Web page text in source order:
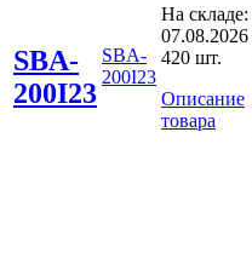
SBA-
200I23
SBA-
200I23
На складе:
07.08.2026
420 шт.
Описание
товара